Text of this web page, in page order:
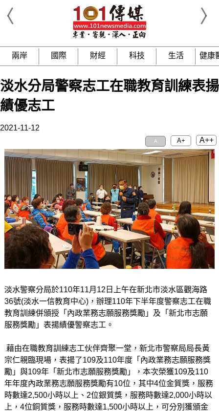
兩岸 國際 財經 科技 生活 健康
淡水分局警察志工在職教育訓練表揚
績優志工
2021-11-12
A A+ A++
淡水警察分局於110年11月12日上午在新北市淡水區觀海路
36號(淡水一信教育中心)，辦理110年下半年度警察志工在職
教育訓練併頒授「內政業務志願服務獎勵」及「新北市志願
服務獎勵」表揚績優警察志工。
藉由在職教育訓練志工伙伴齊聚一堂，新北市警察局局長黃
宗仁親臨現場，表揚了109及110年度「內政業務志願服務獎
勵」與109年「新北市志願服務獎勵」，本次榮獲109及110
年年度內政業務志願服務獎勵有10位，其中4位金質獎，服務
時數達2,500小時以上、2位銀質獎，服務時數達2,000小時以
上，4位銅質獎，服務時數達1,500小時以上，可分別獲頒金